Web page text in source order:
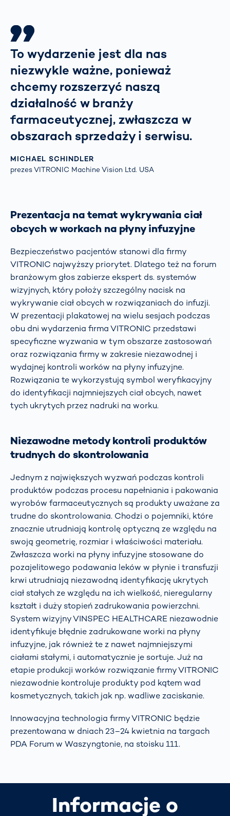
To wydarzenie jest dla nas
niezwykle ważne, ponieważ
chcemy rozszerzyć naszą
działalność w branży
farmaceutycznej, zwłaszcza w
obszarach sprzedaży i serwisu.
MICHAEL SCHINDLER
prezes VITRONIC Machine Vision Ltd. USA
Prezentacja na temat wykrywania ciał
obcych w workach na płyny infuzyjne
Bezpieczeństwo pacjentów stanowi dla firmy
VITRONIC najwyższy priorytet. Dlatego też na forum
branżowym głos zabierze ekspert ds. systemów
wizyjnych, który położy szczególny nacisk na
wykrywanie ciał obcych w rozwiązaniach do infuzji.
W prezentacji plakatowej na wielu sesjach podczas
obu dni wydarzenia firma VITRONIC przedstawi
specyficzne wyzwania w tym obszarze zastosowań
oraz rozwiązania firmy w zakresie niezawodnej i
wydajnej kontroli worków na płyny infuzyjne.
Rozwiązania te wykorzystują symbol weryfikacyjny
do identyfikacji najmniejszych ciał obcych, nawet
tych ukrytych przez nadruki na worku.
Niezawodne metody kontroli produktów
trudnych do skontrolowania
Jednym z największych wyzwań podczas kontroli
produktów podczas procesu napełniania i pakowania
wyrobów farmaceutycznych są produkty uważane za
trudne do skontrolowania. Chodzi o pojemniki, które
znacznie utrudniają kontrolę optyczną ze względu na
swoją geometrię, rozmiar i właściwości materiału.
Zwłaszcza worki na płyny infuzyjne stosowane do
pozajelitowego podawania leków w płynie i transfuzji
krwi utrudniają niezawodną identyfikację ukrytych
ciał stałych ze względu na ich wielkość, nieregularny
kształt i duży stopień zadrukowania powierzchni.
System wizyjny VINSPEC HEALTHCARE niezawodnie
identyfikuje błędnie zadrukowane worki na płyny
infuzyjne, jak również te z nawet najmniejszymi
ciałami stałymi, i automatycznie je sortuje. Już na
etapie produkcji worków rozwiązanie firmy VITRONIC
niezawodnie kontroluje produkty pod kątem wad
kosmetycznych, takich jak np. wadliwe zaciskanie.
Innowacyjna technologia firmy VITRONIC będzie
prezentowana w dniach 23–24 kwietnia na targach
PDA Forum w Waszyngtonie, na stoisku 111.
Informacje o